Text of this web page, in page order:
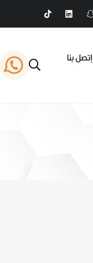
إتصل بنا